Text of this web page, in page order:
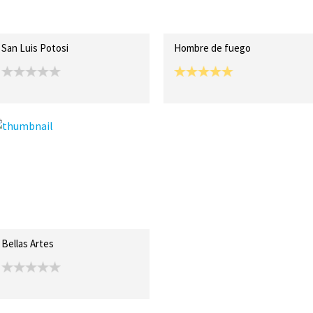
San Luis Potosi Hombre de fuego
Bellas Artes